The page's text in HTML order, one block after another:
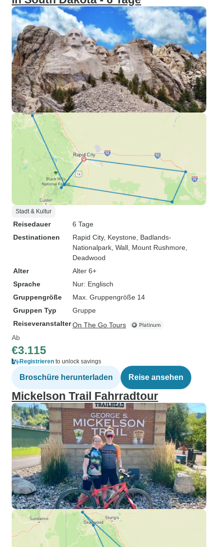
Stadt & Kultur
Reisedauer
6 Tage
Destinationen
Rapid City, Keystone , Badlands-
Nationalpark , Wall , Mount Rushmore
Deadwood
Alter
Alter 6+
Sprache
Nur: Englisch
Gruppengröße
Max. Gruppengröße 14
Gruppen Typ
Gruppe
ReiseveranstalterOn The Go Tours
Ab
€3.115
Registrieren to unlock savings
Broschüre herunterladen Reise ansehen
Mickelson Trail Fahrradtour